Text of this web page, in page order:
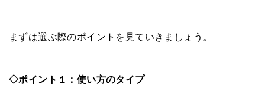
まずは選ぶ際のポイントを見ていきましょう。
◇ポイント１：使い方のタイプ